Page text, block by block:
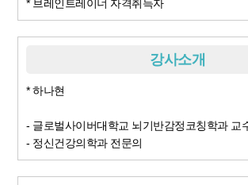
* 브레인트레이너 자격취득자
강사소개
* 하나현
- 글로벌사이버대학교 뇌기반감정코칭학과 교
- 정신건강의학과 전문의